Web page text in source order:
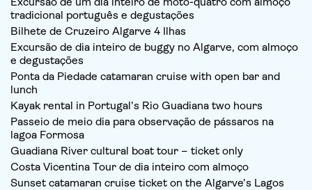
tradicional português e degustações
Bilhete de Cruzeiro Algarve 4 Ilhas
Excursão de dia inteiro de buggy no Algarve, com almoço
e degustações
Ponta da Piedade catamaran cruise with open bar and
lunch
Kayak rental in Portugal’s Rio Guadiana two hours
Passeio de meio dia para observação de pássaros na
lagoa Formosa
Guadiana River cultural boat tour – ticket only
Costa Vicentina Tour de dia inteiro com almoço
Sunset catamaran cruise ticket on the Algarve’s Lagos